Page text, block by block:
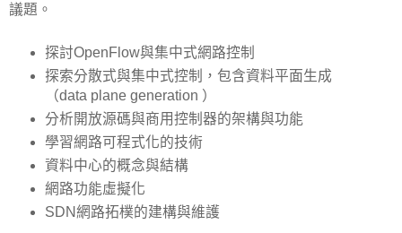
議題。
探討OpenFlow與集中式網路控制
探索分散式與集中式控制，包含資料平面生成
（data plane generation ）
分析開放源碼與商用控制器的架構與功能
學習網路可程式化的技術
資料中心的概念與結構
網路功能虛擬化
SDN網路拓樸的建構與維護